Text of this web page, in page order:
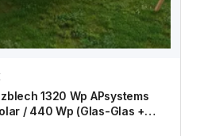
Angebot
1320 Wp APsystems
/ 440 Wp (Glas-Glas +